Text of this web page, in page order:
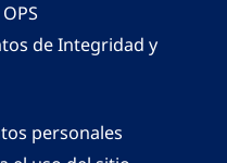
de Integridad y
personales